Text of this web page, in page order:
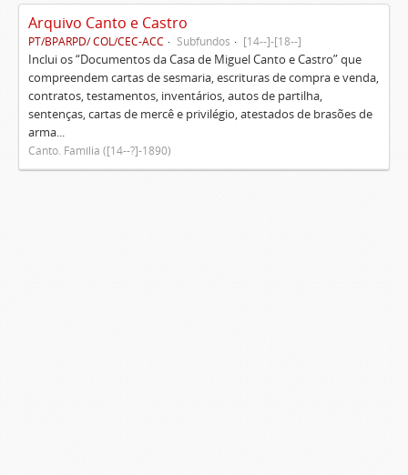
Arquivo Canto e Castro
PT/BPARPD/ COL/CEC-ACC Subfundos [14--]-[18--]
Inclui os “Documentos da Casa de Miguel Canto e Castro” que
compreendem cartas de sesmaria, escrituras de compra e venda,
contratos, testamentos, inventários, autos de partilha,
sentenças, cartas de mercê e privilégio, atestados de brasões de
arma...
Canto. Família ([14--?]-1890)